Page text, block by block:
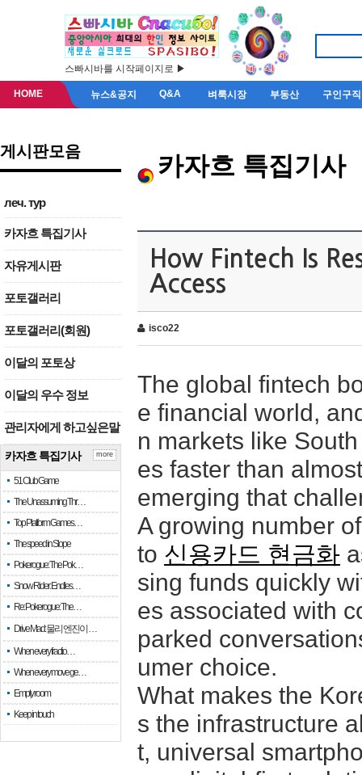
스빠시바를 시작페이지로 ▶
HOME 뉴스&공지 Q&A 벼룩시장 부동산 구인구직
게시판모음
леч. тур
카자흐 특집기사
자유게시판
포토갤러리
포토갤러리(회원)
이달의 포토상
이달의 우수 정보
관리자에게 하고싶은말
카자흐 특집기사
51 Club Game
The Unassuming Thr…
Top Platform Games…
The speed in Slope
Pokerogue: The Pok…
Snow Rider: Endles…
Re: Pokerogue: The…
Drive Mad: 물리 엔진이 …
When every fractio…
When every move ge…
Empty room
Keep in touch
more
카자흐 특집기사
How Fintech Is
Access
isco22
The global fintech
e financial world,
n markets like
es faster than
emerging that
A growing number
to 신용카드 현금화
sing funds quickly
es associated with
parked
umer choice.
What makes the
s the infrastructure
t, universal